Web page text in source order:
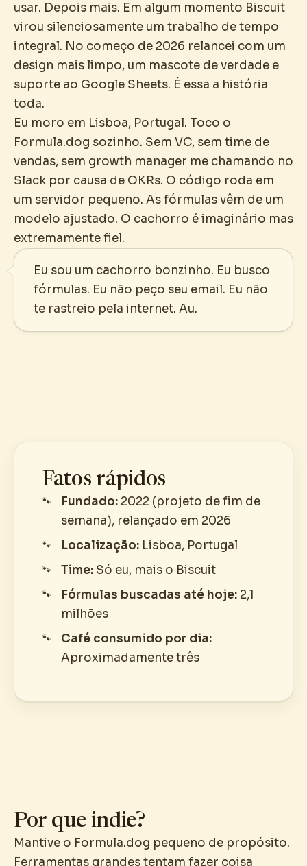
usar. Depois mais. Em algum momento Biscuit
virou silenciosamente um trabalho de tempo
integral. No começo de 2026 relancei com um
design mais limpo, um mascote de verdade e
suporte ao Google Sheets. É essa a história
toda.
Eu moro em Lisboa, Portugal. Toco o
Formula.dog sozinho. Sem VC, sem time de
vendas, sem growth manager me chamando no
Slack por causa de OKRs. O código roda em
um servidor pequeno. As fórmulas vêm de um
modelo ajustado. O cachorro é imaginário mas
extremamente fiel.
Eu sou um cachorro bonzinho. Eu busco
fórmulas. Eu não peço seu email. Eu não
te rastreio pela internet. Au.
Fatos rápidos
Fundado: 2022 (projeto de fim de
semana), relançado em 2026
Localização: Lisboa, Portugal
Time: Só eu, mais o Biscuit
Fórmulas buscadas até hoje: 2,1
milhões
Café consumido por dia:
Aproximadamente três
Por que indie?
Mantive o Formula.dog pequeno de propósito.
Ferramentas grandes tentam fazer coisa